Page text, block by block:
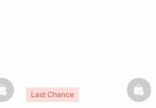
basketfullLast Chance